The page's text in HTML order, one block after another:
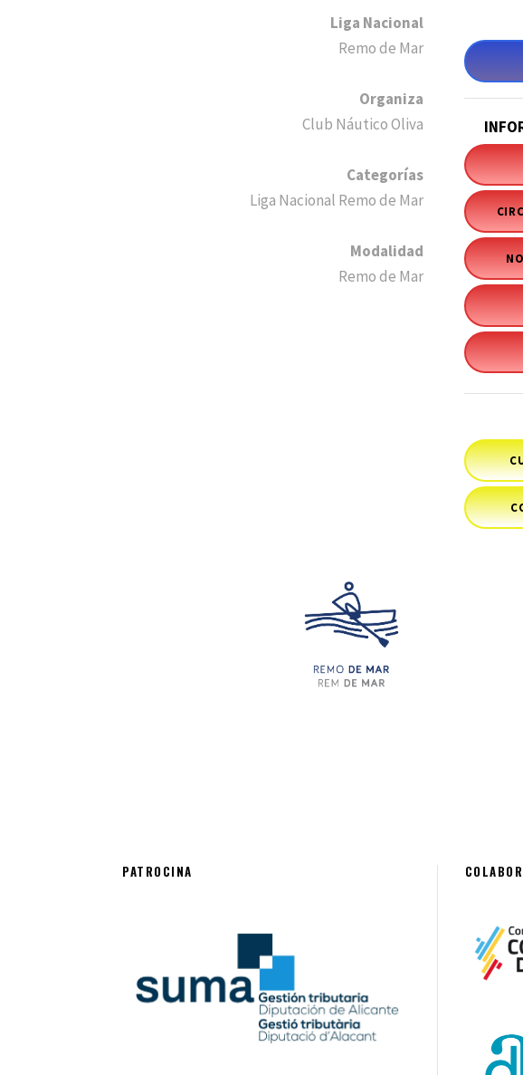
Liga Nacional
Remo de Mar
Organiza
Club Náutico Oliva
Categorías
Liga Nacional Remo de Mar
Modalidad
Remo de Mar
PATROCINA